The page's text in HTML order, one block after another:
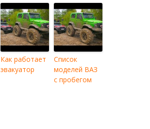
Как работает
эвакуатор
Список
моделей ВАЗ
с пробегом